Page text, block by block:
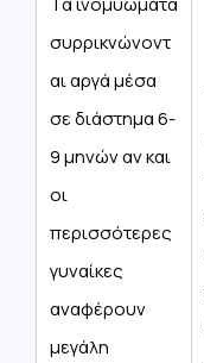
συρρικνώνοντ
αι αργά μέσα
σε διάστημα 6-
9 μηνών αν και
οι
περισσότερες
γυναίκες
αναφέρουν
μεγάλη